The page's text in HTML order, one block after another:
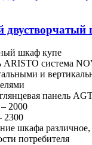
шкаф купе
система
и
панель
2000
2300
шкафа различное,
потребителя